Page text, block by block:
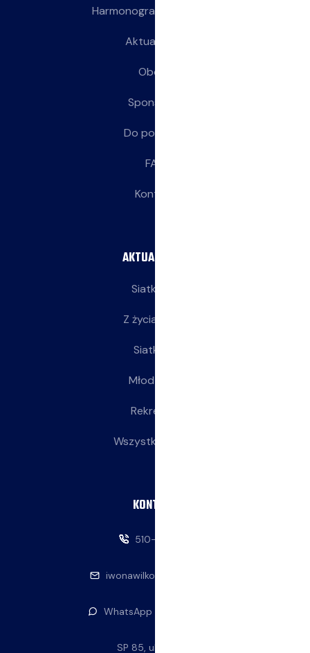
Harmonogram treningów
Aktualności
Obozy
Sponsorzy
Do pobrania
FAQ
Kontakt
AKTUALNOŚCI
Siatkarze
Z życia klubu
Siatkarki
Młodziczki
Rekreacja
Wszystkie wpisy
KONTAKT
510-146-069
iwonawilkowska@interia.pl
WhatsApp — napisz do nas
SP 85, ul. Stolema 59